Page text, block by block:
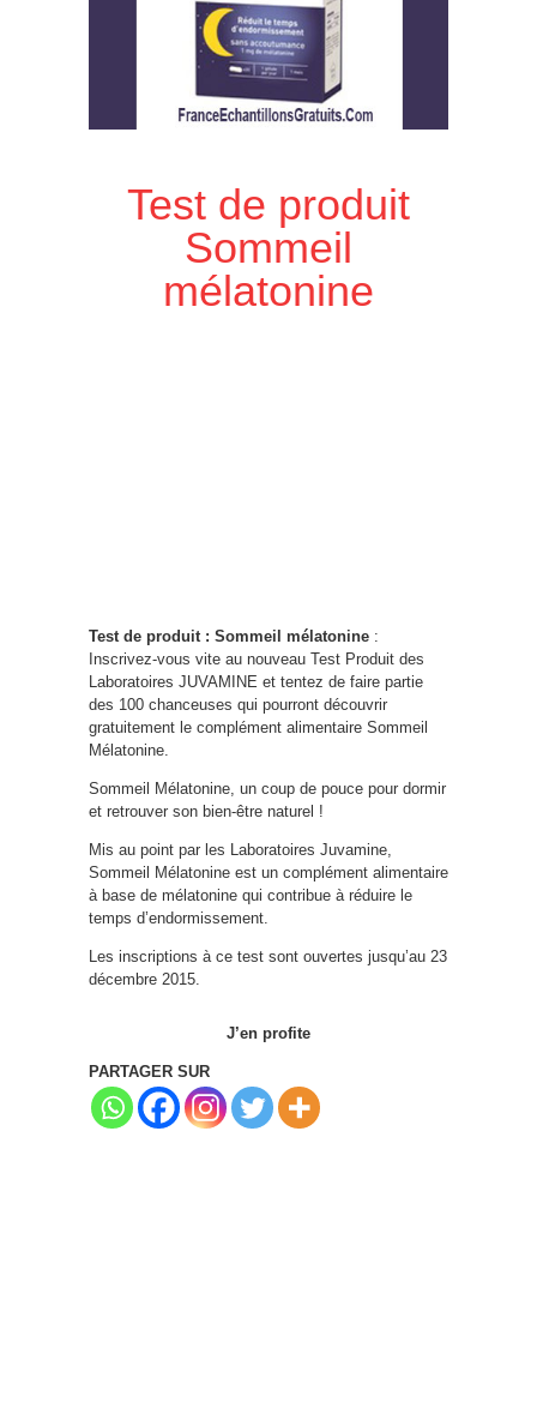
Test de produit
Sommeil
mélatonine
Test de produit : Sommeil mélatonine :
Inscrivez-vous vite au nouveau Test Produit des
Laboratoires JUVAMINE et tentez de faire partie
des 100 chanceuses qui pourront découvrir
gratuitement le complément alimentaire Sommeil
Mélatonine.
Sommeil Mélatonine, un coup de pouce pour dormir
et retrouver son bien-être naturel !
Mis au point par les Laboratoires Juvamine,
Sommeil Mélatonine est un complément alimentaire
à base de mélatonine qui contribue à réduire le
temps d’endormissement.
Les inscriptions à ce test sont ouvertes jusqu’au 23
décembre 2015.
J’en profite
PARTAGER SUR